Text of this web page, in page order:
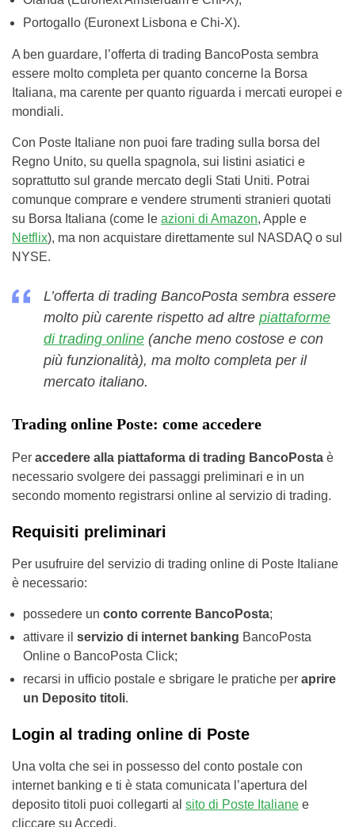
Portogallo (Euronext Lisbona e Chi-X).
A ben guardare, l’offerta di trading BancoPosta sembra
essere molto completa per quanto concerne la Borsa
Italiana, ma carente per quanto riguarda i mercati europei e
mondiali.
Con Poste Italiane non puoi fare trading sulla borsa del
Regno Unito, su quella spagnola, sui listini asiatici e
soprattutto sul grande mercato degli Stati Uniti. Potrai
comunque comprare e vendere strumenti stranieri quotati
su Borsa Italiana (come le azioni di Amazon, Apple e
Netflix), ma non acquistare direttamente sul NASDAQ o sul
NYSE.
L’offerta di trading BancoPosta sembra essere
molto più carente rispetto ad altre piattaforme
di trading online (anche meno costose e con
più funzionalità), ma molto completa per il
mercato italiano.
Trading online Poste: come accedere
Per accedere alla piattaforma di trading BancoPosta è
necessario svolgere dei passaggi preliminari e in un
secondo momento registrarsi online al servizio di trading.
Requisiti preliminari
Per usufruire del servizio di trading online di Poste Italiane
è necessario:
possedere un conto corrente BancoPosta;
attivare il servizio di internet banking BancoPosta
Online o BancoPosta Click;
recarsi in ufficio postale e sbrigare le pratiche per aprire
un Deposito titoli.
Login al trading online di Poste
Una volta che sei in possesso del conto postale con
internet banking e ti è stata comunicata l’apertura del
deposito titoli puoi collegarti al sito di Poste Italiane e
cliccare su Accedi.